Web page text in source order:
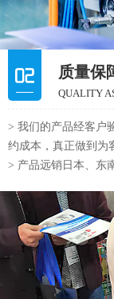
质量保
QUALITY
> 我们的产品经客户
约成本，真正做到为
> 产品远销日本、东